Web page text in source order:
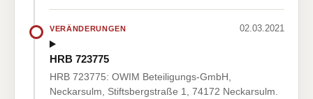
VERÄNDERUNGEN 02.03.2021
HRB 723775
HRB 723775: OWIM Beteiligungs-GmbH,
Neckarsulm, Stiftsbergstraße 1, 74172 Neckarsulm.